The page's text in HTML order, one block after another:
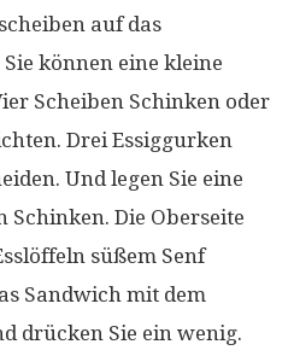
auf das
können eine kleine
Scheiben Schinken oder
Drei Essiggurken
Und legen Sie eine
Schinken. Die Oberseite
süßem Senf
Sandwich mit dem
drücken Sie ein wenig.